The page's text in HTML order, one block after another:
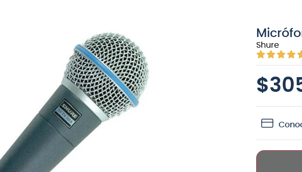
Shure
$
guitarra electroacústica
pioneerdj
amplificador
guitarra
7.
teclado
8
bateria
micrófono
violin